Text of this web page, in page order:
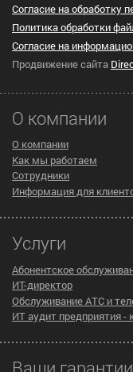
Согласие на обработку
Политика обработки
Согласие на
Продвижение сайта
О компании
О компании
Как мы работаем
Сотрудники
Информация для
Услуги
Абонентское
ИТ-директор
Обслуживание АТС и